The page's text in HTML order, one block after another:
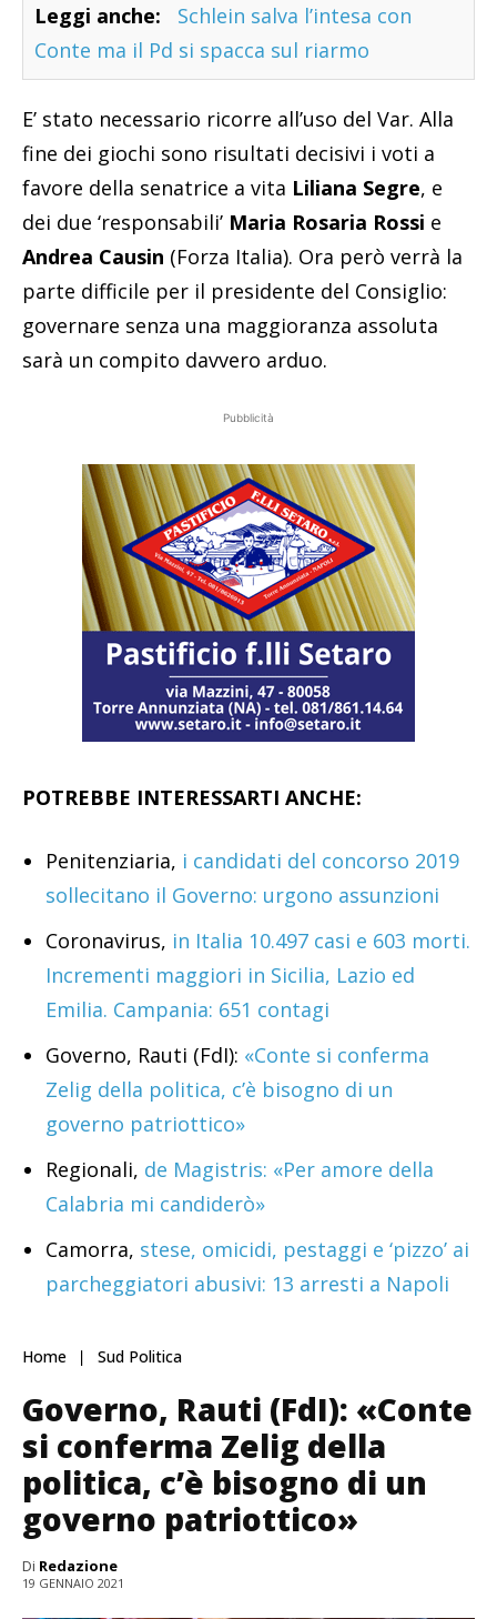
Leggi anche:
Schlein salva l’intesa con
Conte ma il Pd si spacca sul riarmo
E’ stato necessario ricorre all’uso del Var. Alla
fine dei giochi sono risultati decisivi i voti a
favore della senatrice a vita Liliana Segre, e
dei due ‘responsabili’ Maria Rosaria Rossi e
Andrea Causin (Forza Italia). Ora però verrà la
parte difficile per il presidente del Consiglio:
governare senza una maggioranza assoluta
sarà un compito davvero arduo.
Pubblicità
POTREBBE INTERESSARTI ANCHE:
Penitenziaria, i candidati del concorso 2019
sollecitano il Governo: urgono assunzioni
Coronavirus, in Italia 10.497 casi e 603 morti.
Incrementi maggiori in Sicilia, Lazio ed
Emilia. Campania: 651 contagi
Governo, Rauti (FdI): «Conte si conferma
Zelig della politica, c’è bisogno di un
governo patriottico»
Regionali, de Magistris: «Per amore della
Calabria mi candiderò»
Camorra, stese, omicidi, pestaggi e ‘pizzo’ ai
parcheggiatori abusivi: 13 arresti a Napoli
Home Sud Politica
Governo, Rauti (FdI): «Conte
si conferma Zelig della
politica, c’è bisogno di un
governo patriottico»
Di Redazione
19 GENNAIO 2021